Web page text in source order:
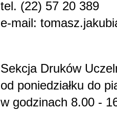
tel. (22) 57 20 389
e-mail:
Sekcja Druków
od poniedziałku do
w godzinach 8.00 -